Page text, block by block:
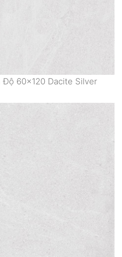
Độ 60×120 Dacite Silver